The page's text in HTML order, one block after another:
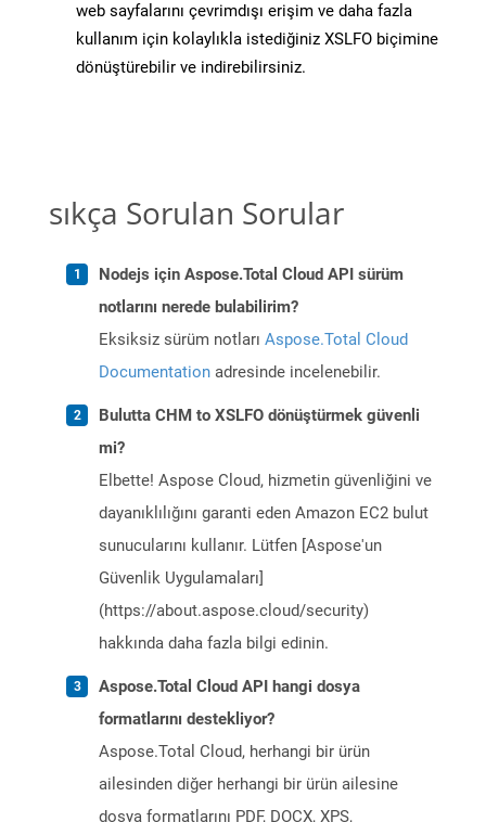
web sayfalarını çevrimdışı erişim ve daha fazla
kullanım için kolaylıkla istediğiniz XSLFO biçimine
dönüştürebilir ve indirebilirsiniz.
sıkça Sorulan Sorular
Nodejs için Aspose.Total Cloud API sürüm
notlarını nerede bulabilirim?
Eksiksiz sürüm notları Aspose.Total Cloud
Documentation adresinde incelenebilir.
Bulutta CHM to XSLFO dönüştürmek güvenli
mi?
Elbette! Aspose Cloud, hizmetin güvenliğini ve
dayanıklılığını garanti eden Amazon EC2 bulut
sunucularını kullanır. Lütfen [Aspose'un
Güvenlik Uygulamaları]
(https://about.aspose.cloud/security)
hakkında daha fazla bilgi edinin.
Aspose.Total Cloud API hangi dosya
formatlarını destekliyor?
Aspose.Total Cloud, herhangi bir ürün
ailesinden diğer herhangi bir ürün ailesine
dosya formatlarını PDF, DOCX, XPS,